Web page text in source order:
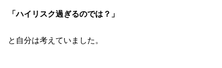
「ハイリスク過ぎるのでは？」
と自分は考えていました。